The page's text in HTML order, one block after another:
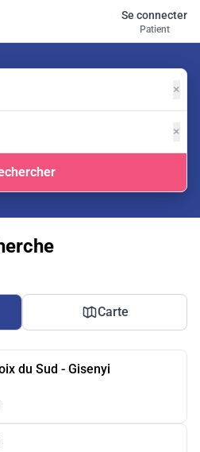
Se connecter
Patient
×
×
Carte
du Sud - Gisenyi